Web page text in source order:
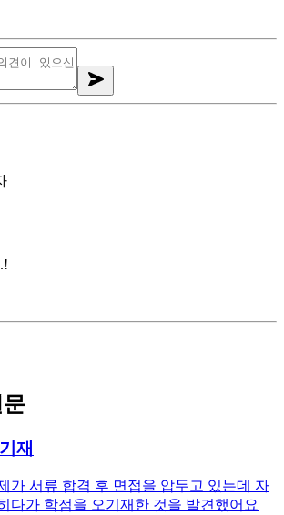
재
가 서류 합격 후 면접을 압두고 있는데 자
다가 학점을 오기재한 것을 발견했어요